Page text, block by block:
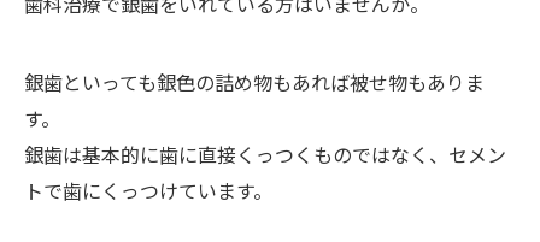
銀歯といっても銀色の詰め物もあれば被せ物もありま
す。
銀歯は基本的に歯に直接くっつくものではなく、セメン
トで歯にくっつけています。